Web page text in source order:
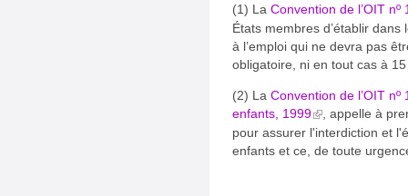
(1) La Convention de l’OIT
États membres d’établir
à l’emploi qui ne devra pas
obligatoire, ni en tout cas à
(2) La Convention de l’OIT
enfants, 1999
, appelle à
pour assurer l'interdiction et
enfants et ce, de toute